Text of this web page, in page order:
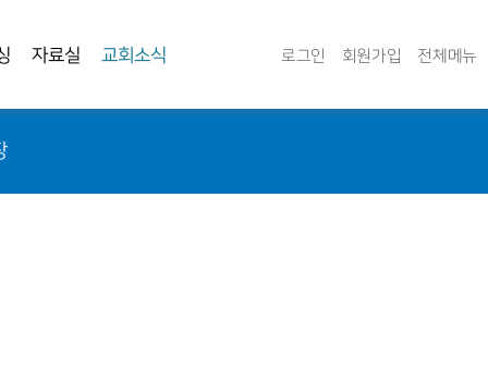
자료실 교회소식 로그인 회원가입 전체메뉴